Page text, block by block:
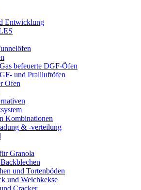
Entwicklung
befeuerte DGF-Öfen
und Prallluftöfen
Ofen
Kombinationen
& -verteilung
Granola
und Tortenböden
und Weichkekse
Cracker